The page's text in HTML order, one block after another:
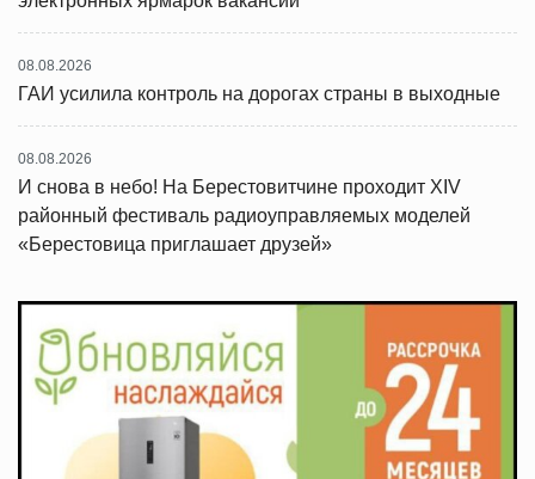
08.08.2026
ГАИ усилила контроль на дорогах страны в выходные
08.08.2026
И снова в небо! На Берестовитчине проходит XIV
районный фестиваль радиоуправляемых моделей
«Берестовица приглашает друзей»